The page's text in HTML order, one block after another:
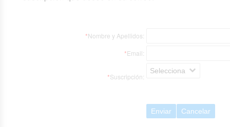
*Nombre y Apellidos:
*Email:
*Suscripción:
Selecciona
Enviar Cancelar